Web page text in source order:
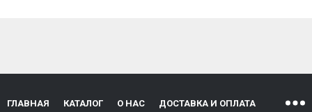
ГЛАВНАЯ КАТАЛОГ О НАС ДОСТАВКА И ОПЛАТА